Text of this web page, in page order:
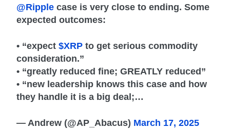
@Ripple case is very close to ending. Some
expected outcomes:
• “expect$XRP to get serious commodity
consideration.”
• “greatly reduced fine; GREATLY reduced”
• “new leadership knows this case and how
they handle it is a big deal;…
— Andrew (@AP_Abacus) March 17, 2025